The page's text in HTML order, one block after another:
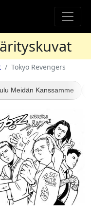
Tokyo Revengers
Meidän Kanssamme